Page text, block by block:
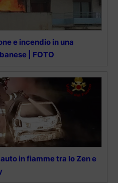
e incendio in una
| FOTO
in fiamme tra lo Zen e